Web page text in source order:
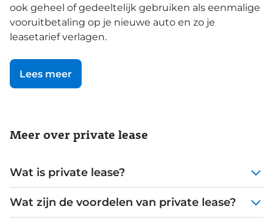
ook geheel of gedeeltelijk gebruiken als eenmalige
vooruitbetaling op je nieuwe auto en zo je
leasetarief verlagen.
Lees meer
Meer over private lease
Wat is private lease?
vraagt je af: wat is private lease precies? Private
Wat zijn de voordelen van private lease?